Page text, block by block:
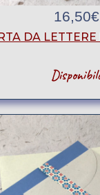
16,50€
DA LETTERE